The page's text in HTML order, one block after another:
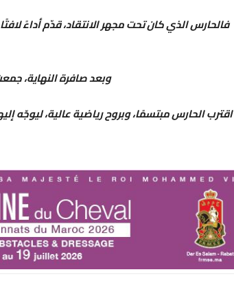
فالحارس الذي كان تحت مجهر الانتقاد، قدّم أداءً
وبعد صافرة النهاية،
اقترب الحارس مبتسمًا، وبروح رياضية عالية، ليوجّه